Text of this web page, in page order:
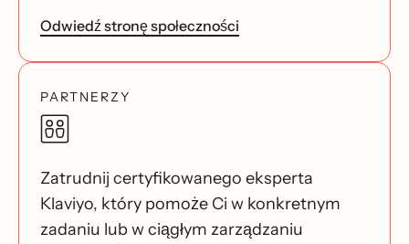
Odwiedź stronę społeczności
PARTNERZY
Zatrudnij certyfikowanego eksperta
Klaviyo, który pomoże Ci w konkretnym
zadaniu lub w ciągłym zarządzaniu